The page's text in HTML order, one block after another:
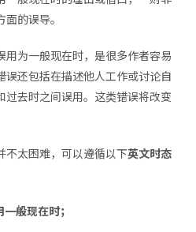
的误导。
为一般现在时，是很多作者容易
还包括在描述他人工作或讨论自
过去时之间误用。这类错误将改变
不太困难，可以遵循以下英文时态
般现在时；